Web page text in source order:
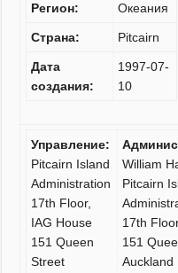
Регион: Океания
Страна: Pitcairn
Дата
создания:
1997-07-
10
Управление:
Pitcairn Island
Administration
17th Floor,
IAG House
151 Queen
Street
William
Pitcairn
17th
151
Auckland